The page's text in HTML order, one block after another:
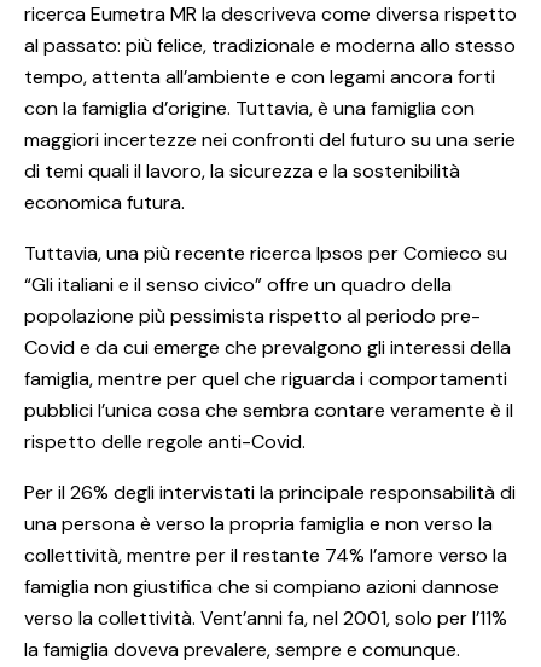
ricerca Eumetra MR la descriveva come diversa rispetto
al passato: più felice, tradizionale e moderna allo stesso
tempo, attenta all’ambiente e con legami ancora forti
con la famiglia d’origine. Tuttavia, è una famiglia con
maggiori incertezze nei confronti del futuro su una serie
di temi quali il lavoro, la sicurezza e la sostenibilità
economica futura.
Tuttavia, una più recente ricerca Ipsos per Comieco su
“Gli italiani e il senso civico” offre un quadro della
popolazione più pessimista rispetto al periodo pre-
Covid e da cui emerge che prevalgono gli interessi della
famiglia, mentre per quel che riguarda i comportamenti
pubblici l’unica cosa che sembra contare veramente è il
rispetto delle regole anti-Covid.
Per il 26% degli intervistati la principale responsabilità di
una persona è verso la propria famiglia e non verso la
collettività, mentre per il restante 74% l’amore verso la
famiglia non giustifica che si compiano azioni dannose
verso la collettività. Vent’anni fa, nel 2001, solo per l’11%
la famiglia doveva prevalere, sempre e comunque.